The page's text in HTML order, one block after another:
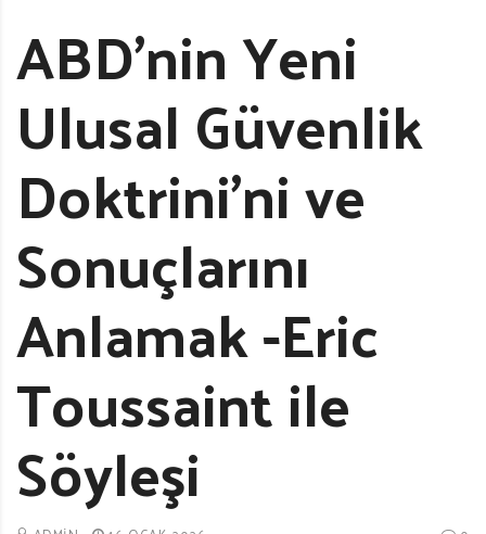
ABD’nin Yeni
Ulusal Güvenlik
Doktrini’ni ve
Sonuçlarını
Anlamak -Eric
Toussaint ile
Söyleşi